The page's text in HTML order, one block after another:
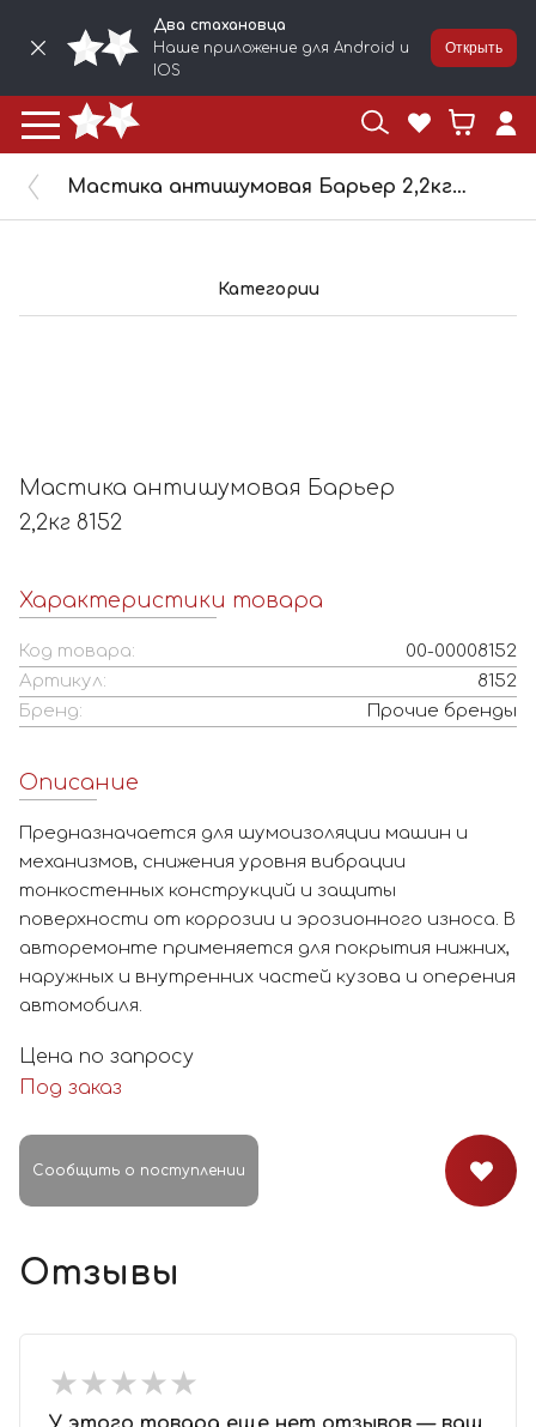
Два стахановца
Наше приложение для Android и
IOS
Открыть
Мастика антишумовая Барьер 2,2кг 8152
Категории
Мастика антишумовая Барьер
2,2кг 8152
Характеристики товара
Код товара:
00-00008152
Артикул:
8152
Бренд:
Прочие бренды
Описание
Предназначается для шумоизоляции машин и
механизмов, снижения уровня вибрации
тонкостенных конструкций и защиты
поверхности от коррозии и эрозионного износа. В
авторемонте применяется для покрытия нижних,
наружных и внутренних частей кузова и оперения
автомобиля.
Цена по запросу
Под заказ
Сообщить о поступлении
Отзывы
★★★★★
★★★★★